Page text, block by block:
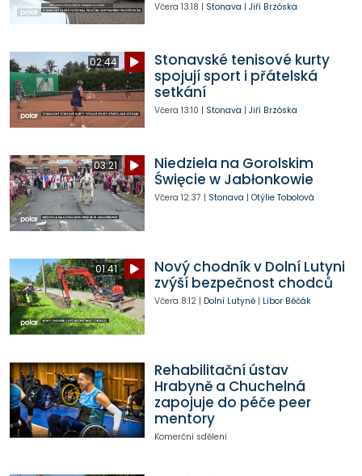
Včera 13:18 | Stonava | Jiří Brzóska
02:44
Stonavské tenisové kurty
spojují sport i přátelská
setkání
Včera 13:10 | Stonava | Jiří Brzóska
03:21
Niedziela na Gorolskim
Święcie w Jabłonkowie
Včera 12:37 | Stonava | Otýlie Tobolová
01:41
Nový chodník v Dolní Lutyni
zvýší bezpečnost chodců
Včera 8:12| Dolní Lutyně| Libor Běčák
Rehabilitační ústav
Hrabyně a Chuchelná
zapojuje do péče peer
mentory
Komerční sdělení